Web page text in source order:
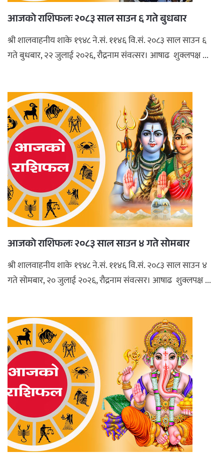
आजको राशिफलः २०८३ साल साउन ६ गते बुधबार
श्री शालवाहनीय शाके १९४८ ने.सं. ११४६ वि.सं. २०८३ साल साउन ६
गते बुधबार, २२ जुलाई २०२६, रौद्रनाम संवत्सर। आषाढ शुक्लपक्ष ...
आजको राशिफलः २०८३ साल साउन ४ गते सोमबार
श्री शालवाहनीय शाके १९४८ ने.सं. ११४६ वि.सं. २०८३ साल साउन ४
गते सोमबार, २० जुलाई २०२६, रौद्रनाम संवत्सर। आषाढ शुक्लपक्ष ...